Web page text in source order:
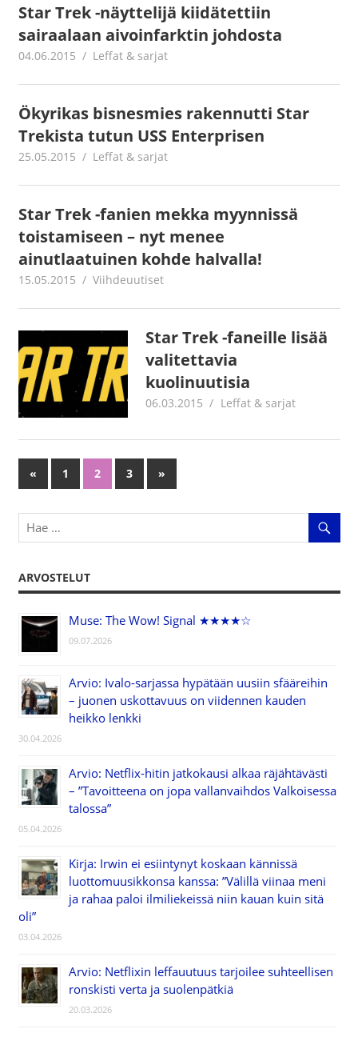
Star Trek -näyttelijä kiidätettiin
sairaalaan aivoinfarktin johdosta
04.06.2015 mestanet
Leffat & sarjat
Ökyrikas bisnesmies rakennutti Star
Trekista tutun USS Enterprisen
25.05.2015 mestanet
Leffat & sarjat
Star Trek -fanien mekka myynnissä
toistamiseen – nyt menee
ainutlaatuinen kohde halvalla!
15.05.2015 mestanet
Viihdeuutiset
Star Trek -faneille lisää
valitettavia
kuolinuutisia
06.03.2015 mestanet
Leffat & sarjat
Artikkelien
selaus
« Previous
Posts
1 2 3
Next
Posts
»
ARVOSTELUT
Muse: The Wow! Signal ★★★★☆
09.07.2026
Arvio: Ivalo-sarjassa hypätään uusiin sfääreihin
– juonen uskottavuus on viidennen kauden
heikko lenkki
30.04.2026
Arvio: Netflix-hitin jatkokausi alkaa räjähtävästi
– ”Tavoitteena on jopa vallanvaihdos Valkoisessa
talossa”
05.04.2026
Kirja: Irwin ei esiintynyt koskaan kännissä
luottomuusikkonsa kanssa: ”Välillä viinaa meni
ja rahaa paloi ilmiliekeissä niin kauan kuin sitä
oli”
03.04.2026
Arvio: Netflixin leffauutuus tarjoilee suhteellisen
ronskisti verta ja suolenpätkiä
20.03.2026